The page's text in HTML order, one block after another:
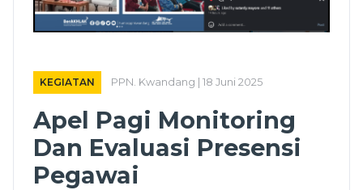
KEGIATAN PPN. Kwandang | 18 Juni 2025
Apel Pagi Monitoring
Dan Evaluasi Presensi
Pegawai